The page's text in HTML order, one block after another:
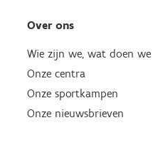
Over ons
Wie zijn we, wat doen we
Onze centra
Onze sportkampen
Onze nieuwsbrieven